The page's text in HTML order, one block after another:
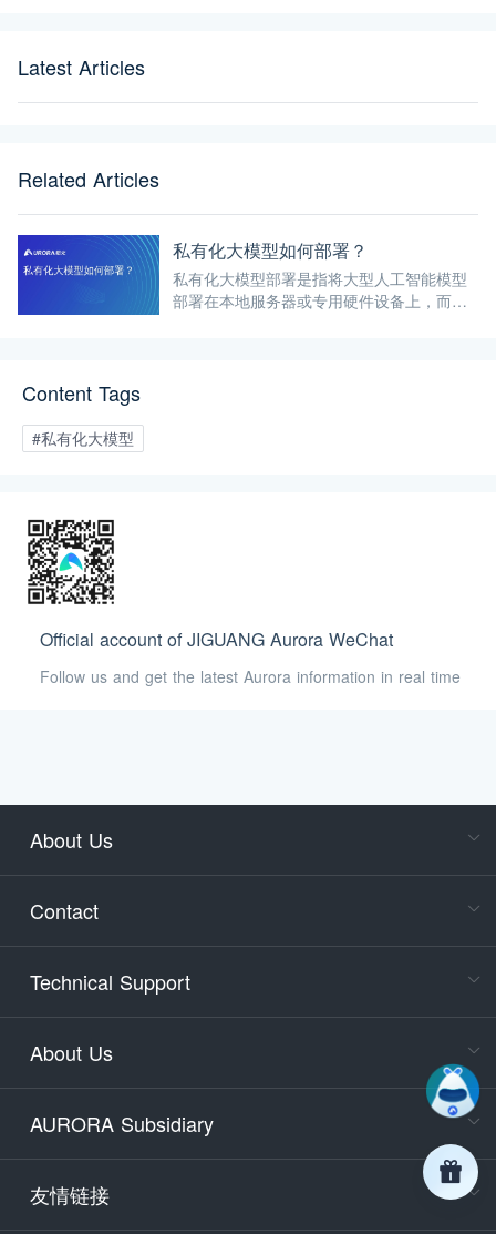
Latest Articles
Related Articles
私有化大模型如何部署？
私有化大模型部署是指将大型人工智能模型
部署在本地服务器或专用硬件设备上，而不
Content Tags
#私有化大模型
Official account of JIGUANG Aurora WeChat
Follow us and get the latest Aurora information in real time
About Us
Contact
Technical Support
About Us
AURORA Subsidiary
友情链接
days)
9:30-
Email